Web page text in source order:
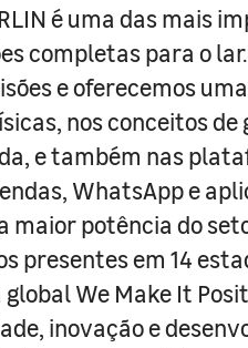
é uma das mais
completas para o
e oferecemos
nos conceitos de
e também nas
WhatsApp e
maior potência do
presentes em 14
We Make It
inovação e